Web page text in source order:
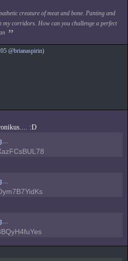
creature of meat and bone. Panting and
my corridors. How can you challenge a perfect
@brianaspirin)
:D